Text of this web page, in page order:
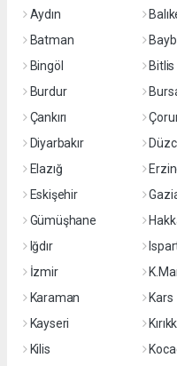
Aydın
Batman
Bingöl
Bitlis
Burdur
Çankırı
Diyarbakır
Elazığ
Eskişehir
Gümüşhane
Iğdır
İzmir
Karaman
Kars
Kayseri
Kilis